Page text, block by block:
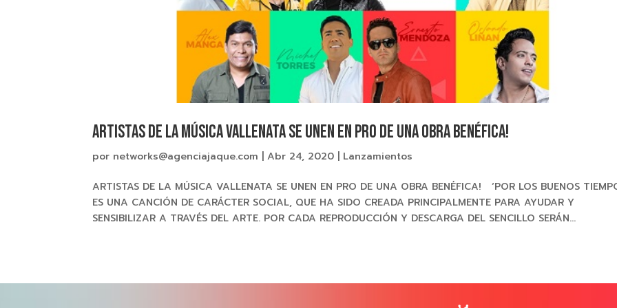
ARTISTAS DE LA MÚSICA VALLENATA SE UNEN EN PRO DE UNA OBRA BENÉFICA!
por networks@agenciajaque.com |Abr 24, 2020 Lanzamientos
ARTISTAS DE LA MÚSICA VALLENATA SE UNEN EN PRO DE UNA OBRA BENÉFICA! ‘POR LOS BUENOS
ES UNA CANCIÓN DE CARÁCTER SOCIAL, QUE HA SIDO CREADA PRINCIPALMENTE PARA AYUDAR Y
SENSIBILIZAR A TRAVÉS DEL ARTE. POR CADA REPRODUCCIÓN Y DESCARGA DEL SENCILLO SERÁN...